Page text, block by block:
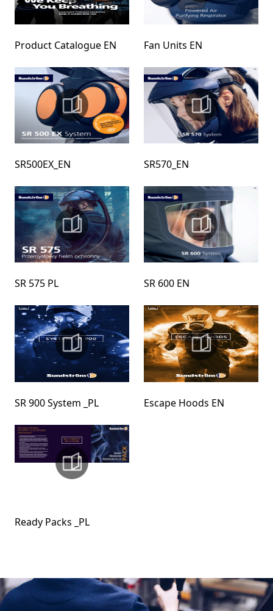
Product Catalogue EN Fan Units EN
SR500EX_EN SR570_EN
SR 575 PL SR 600 EN
SR 900 System _PL Escape Hoods EN
Ready Packs _PL